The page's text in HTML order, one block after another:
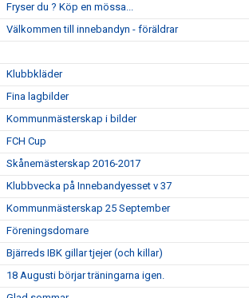
Fryser du ? Köp en mössa...
Välkommen till innebandyn - föräldrar
Klubbkläder
Fina lagbilder
Kommunmästerskap i bilder
FCH Cup
Skånemästerskap 2016-2017
Klubbvecka på Innebandyesset v 37
Kommunmästerskap 25 September
Föreningsdomare
Bjärreds IBK gillar tjejer (och killar)
18 Augusti börjar träningarna igen.